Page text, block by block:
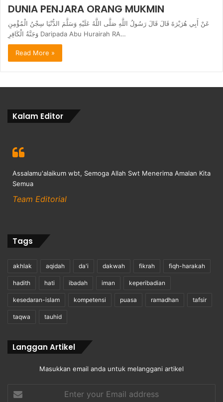
DUNIA PENJARA ORANG MUKMIN
عَنْ أَبِي هُرَيْرَةَ قَالَ قَالَ رَسُولُ اللَّهِ صَلَّى اللَّهُ عَلَيْهِ وَسَلَّمَ الدُّنْيَا سِجْنُ الْمُؤْمِنِ
وَجَنَّةُ الْكَافِرِ Daripada Abu Hurairah RA…
Read More »
Kalam Editor
Assalamu'alaikum wbt, Semoga Allah Swt Menerima Amalan Kita
Semua
Team Editorial
Tags
akhlak aqidah da'i dakwah fikrah fiqh-harakah
hadith hati ibadah iman keperibadian
kesedaran-islam kompetensi puasa ramadhan tafsir
taqwa tauhid
Langgan Artikel
Masukkan email anda untuk melanggani artikel
your